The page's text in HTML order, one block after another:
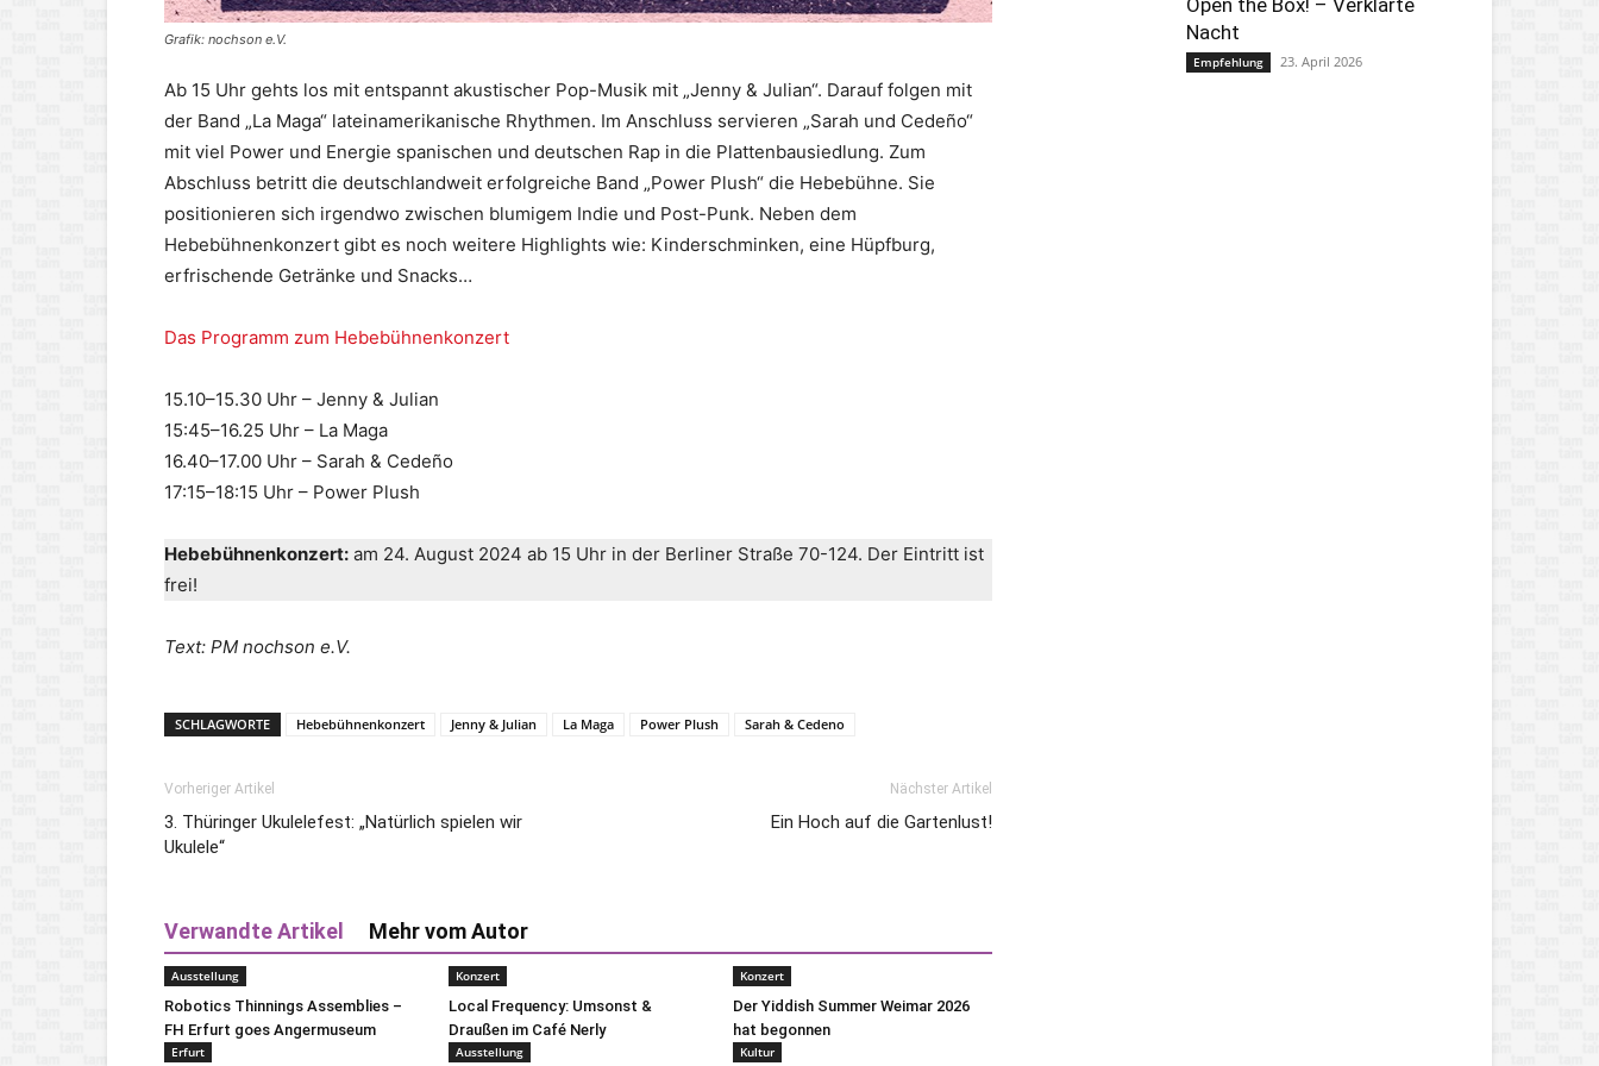
Grafik: nochson e.V.
Ab 15 Uhr gehts los mit entspannt akustischer Pop-Musik mit „Jenny & Julian“. Darauf folgen mit
der Band „La Maga“ lateinamerikanische Rhythmen. Im Anschluss servieren „Sarah und Cedeño“
mit viel Power und Energie spanischen und deutschen Rap in die Plattenbausiedlung. Zum
Abschluss betritt die deutschlandweit erfolgreiche Band „Power Plush“ die Hebebühne. Sie
positionieren sich irgendwo zwischen blumigem Indie und Post-Punk. Neben dem
Hebebühnenkonzert gibt es noch weitere Highlights wie: Kinderschminken, eine Hüpfburg,
erfrischende Getränke und Snacks…
Das Programm zum Hebebühnenkonzert
15.10–15.30 Uhr – Jenny & Julian
15:45–16.25 Uhr – La Maga
16.40–17.00 Uhr – Sarah & Cedeño
17:15–18:15 Uhr – Power Plush
Hebebühnenkonzert: am 24. August 2024 ab 15 Uhr in der Berliner Straße 70-124. Der Eintritt ist
frei!
Text: PM nochson e.V.
SCHLAGWORTE Hebebühnenkonzert Jenny & Julian La Maga Power Plush Sarah & Cedeno
Vorheriger Artikel
3. Thüringer Ukulelefest: „Natürlich spielen wir
Ukulele“
Nächster Artikel
Ein Hoch auf die Gartenlust!
Verwandte Artikel Mehr vom Autor
Ausstellung
Robotics Thinnings Assemblies –
FH Erfurt goes Angermuseum
Konzert
Local Frequency: Umsonst &
Draußen im Café Nerly
Konzert
Der Yiddish Summer Weimar 2026
hat begonnen
Erfurt Ausstellung Kultur
Open the Box! – Verklärte
Nacht
Empfehlung 23. April 2026